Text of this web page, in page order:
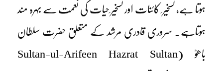
ہوتا ہے، تسخیر ِ کائنات اور تسخیر ِحیات کی نعمت سے بہرہ مند
ہوتاہے۔ سروری قادری مرشد کے متعلق حضرت سلطان
باھوؒ (Sultan-ul-Arifeen Hazrat Sultan